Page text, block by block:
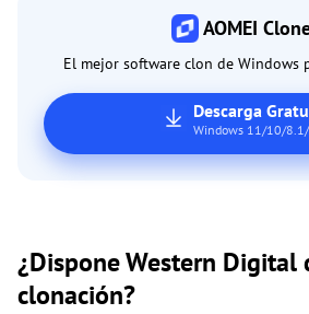
AOMEI
El mejor software clon de Windows
Descarga
Windows 11/10/
¿Dispone Western Digital
clonación?